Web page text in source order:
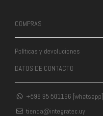
COMPRAS
Políticas y devoluciones
DATOS DE CONTACTO
+598 95 501166 [whatsapp]
tienda@integratec.uy